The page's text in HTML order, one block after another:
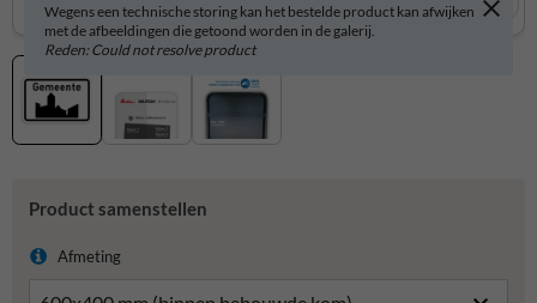
Wegens een technische storing kan het bestelde product kan afwijken
met de afbeeldingen die getoond worden in de galerij.
Reden: Could not resolve product
Product samenstellen
Afmeting